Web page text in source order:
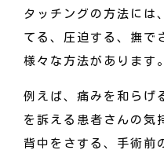
タッチングの方法には
てる、圧迫する、撫で
様々な方法があります。
例えば、痛みを和らげ
を訴える患者さんの気
背中をさする、手術前